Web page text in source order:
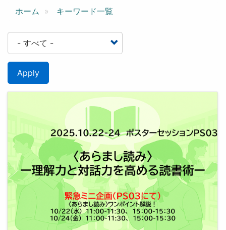
ホーム キーワード一覧
Apply